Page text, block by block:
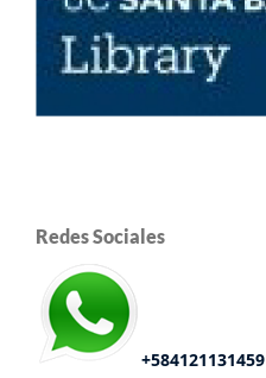
Redes Sociales
+584121131459